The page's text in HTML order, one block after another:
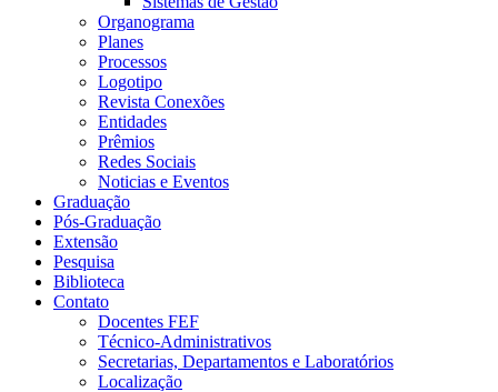
Organograma
Planes
Processos
Logotipo
Revista Conexões
Entidades
Prêmios
Redes Sociais
Noticias e Eventos
Graduação
Pós-Graduação
Extensão
Pesquisa
Biblioteca
Contato
Docentes FEF
Técnico-Administrativos
Secretarias, Departamentos e Laboratórios
Localização